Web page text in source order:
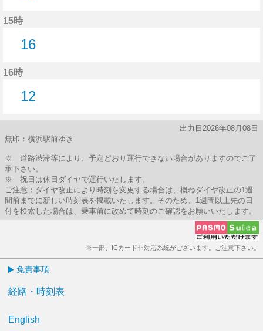
15時
16
16時
12
出力日2026年08月08日
無印：横浜駅前ゆき
※ 道路渋滞等により、予定どおり運行できない場合がありますのでご了
承下さい。
※ 祝日は休日ダイヤで運行いたします。
ご注意：ダイヤ改正により時刻を変更する場合は、概ねダイヤ改正の1週
間前までに新しい時刻表を掲載いたします。そのため、1週間以上先の日
付を検索した場合は、乗車前に改めて時刻のご確認をお願いいたします。
※一部、ICカード非対応系統がございます。ご注意下さい。
免責事項
経路・時刻表
English